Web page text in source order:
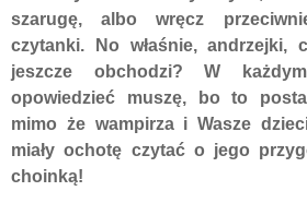
szarugę, albo wręcz
czytanki. No właśnie,
jeszcze obchodzi? W
opowiedzieć muszę, bo to
mimo że wampirza i Wasze
miały ochotę czytać o jego
choinką!